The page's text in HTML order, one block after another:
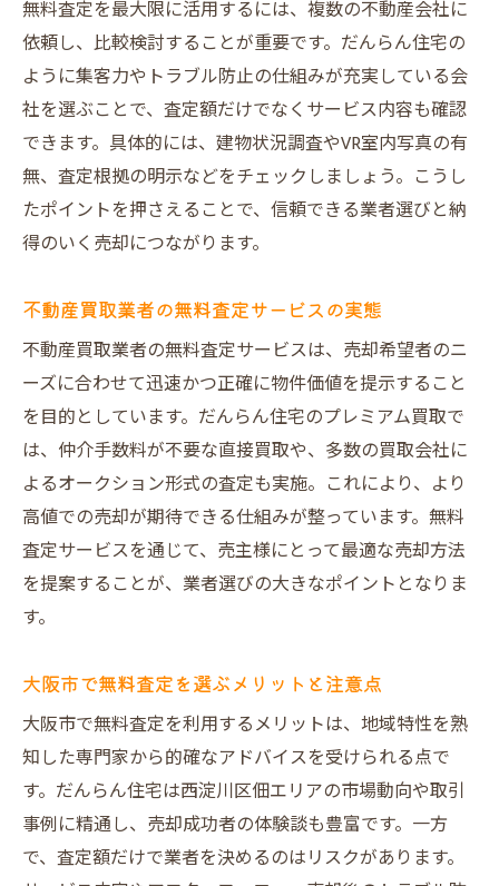
無料査定を最大限に活用するには、複数の不動産会社に
依頼し、比較検討することが重要です。だんらん住宅の
ように集客力やトラブル防止の仕組みが充実している会
社を選ぶことで、査定額だけでなくサービス内容も確認
できます。具体的には、建物状況調査やVR室内写真の有
無、査定根拠の明示などをチェックしましょう。こうし
たポイントを押さえることで、信頼できる業者選びと納
得のいく売却につながります。
不動産買取業者の無料査定サービスの実態
不動産買取業者の無料査定サービスは、売却希望者のニ
ーズに合わせて迅速かつ正確に物件価値を提示すること
を目的としています。だんらん住宅のプレミアム買取で
は、仲介手数料が不要な直接買取や、多数の買取会社に
よるオークション形式の査定も実施。これにより、より
高値での売却が期待できる仕組みが整っています。無料
査定サービスを通じて、売主様にとって最適な売却方法
を提案することが、業者選びの大きなポイントとなりま
す。
大阪市で無料査定を選ぶメリットと注意点
大阪市で無料査定を利用するメリットは、地域特性を熟
知した専門家から的確なアドバイスを受けられる点で
す。だんらん住宅は西淀川区佃エリアの市場動向や取引
事例に精通し、売却成功者の体験談も豊富です。一方
で、査定額だけで業者を決めるのはリスクがあります。